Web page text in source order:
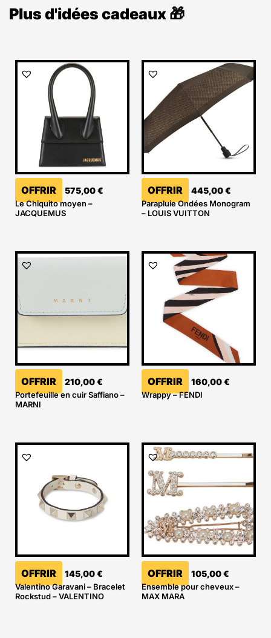
Plus d'idées cadeaux 🎁
OFFRIR 575,00€
Le Chiquito moyen –
JACQUEMUS
OFFRIR 445,00€
Parapluie Ondées Monogram
– LOUIS VUITTON
OFFRIR 210,00€
Portefeuille en cuir Saffiano –
MARNI
OFFRIR 160,00€
Wrappy – FENDI
OFFRIR 145,00€
Valentino Garavani – Bracelet
Rockstud – VALENTINO
OFFRIR 105,00€
Ensemble pour cheveux –
MAX MARA